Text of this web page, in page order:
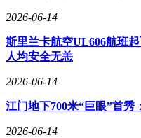
2026-06-14
斯里兰卡航空UL606航班
人均安全无恙
2026-06-14
江门地下700米“巨眼”首秀
2026-06-14